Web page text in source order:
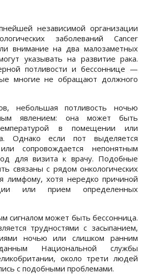
независимой организации
заболеваний Cancer
внимание на два малозаметных
указывать на развитие рака.
потливости и бессоннице —
многие не обращают должного
небольшая потливость ночью
явлением: она может быть
в помещении или
Однако если пот выделяется
сопровождается непонятным
для визита к врачу. Подобные
связаны с рядом онкологических
лимфому, хотя нередко причиной
или прием определенных
сигналом может быть бессонница.
трудностями с засыпанием,
ночью или слишком ранним
Национальной службы
около трети людей
с подобными проблемами.